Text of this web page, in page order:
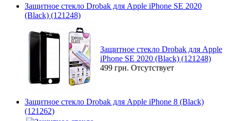
Защитное стекло Drobak для Apple iPhone SE 2020
(Black) (121248)
Защитное стекло Drobak для Apple
iPhone SE 2020 (Black) (121248)
499 грн. Отсутствует
Защитное стекло Drobak для Apple iPhone 8 (Black)
(121262)